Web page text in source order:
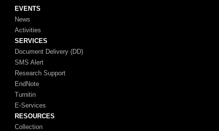
EVENTS
News
Activities
SERVICES
Document Delivery (DD)
SMS Alert
Research Support
EndNote
Turnitin
E-Services
RESOURCES
Collection